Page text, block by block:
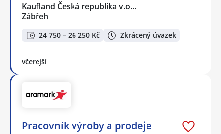
Kaufland Česká republika v.o…
Zábřeh
24 750 – 26 250 Kč Zkrácený úvazek
včerejší
Pracovník výroby a prodeje